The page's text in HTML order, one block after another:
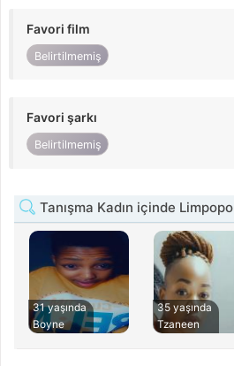
Favori film
Belirtilmemiş
Favori şarkı
Belirtilmemiş
Tanışma Kadın içinde Limpopo
31 yaşında
Boyne
35 yaşında
Tzaneen